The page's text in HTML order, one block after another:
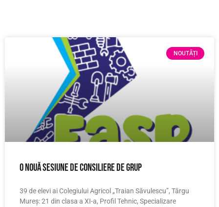
NOUTĂȚI
O nouă sesiune de consiliere de grup
39 de elevi ai Colegiului Agricol „Traian Săvulescu”, Târgu
Mureș: 21 din clasa a XI-a, Profil Tehnic, Specializare